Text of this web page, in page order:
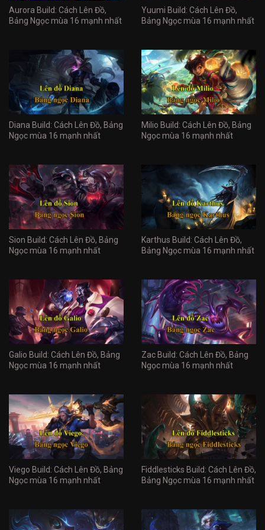
Aurora Build: Cách Lên Đồ,
Bảng Ngọc mùa 16 mạnh nhất
Yuumi Build: Cách Lên Đồ,
Bảng Ngọc mùa 16 mạnh nhất
Diana Build: Cách Lên Đồ, Bảng
Ngọc mùa 16 mạnh nhất
Milio Build: Cách Lên Đồ, Bảng
Ngọc mùa 16 mạnh nhất
Sion Build: Cách Lên Đồ, Bảng
Ngọc mùa 16 mạnh nhất
Karthus Build: Cách Lên Đồ,
Bảng Ngọc mùa 16 mạnh nhất
Galio Build: Cách Lên Đồ, Bảng
Ngọc mùa 16 mạnh nhất
Zac Build: Cách Lên Đồ, Bảng
Ngọc mùa 16 mạnh nhất
Viego Build: Cách Lên Đồ, Bảng
Ngọc mùa 16 mạnh nhất
Fiddlesticks Build: Cách Lên Đồ,
Bảng Ngọc mùa 16 mạnh nhất